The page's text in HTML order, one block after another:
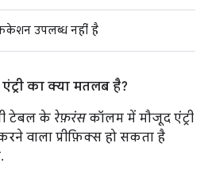
उपलब्ध नहीं है
का क्या मतलब है?
टेबल के रेफ़रंसकॉलम में मौजूद एंट्री
वाला प्रीफ़िक्स हो सकता है